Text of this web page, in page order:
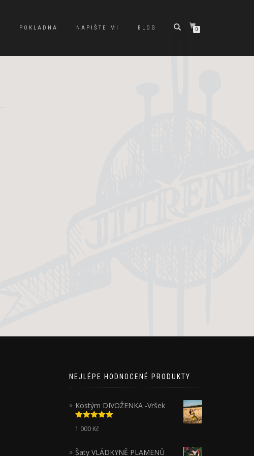
POKLADNA NAPIŠTE MI BLOG 0
NEJLÉPE HODNOCENÉ PRODUKTY
Kostým DIVOŽENKA -Vršek
Hodnocení
5.00z 5
1 000 Kč
Šaty VLÁDKYNĚ PLAMENŮ